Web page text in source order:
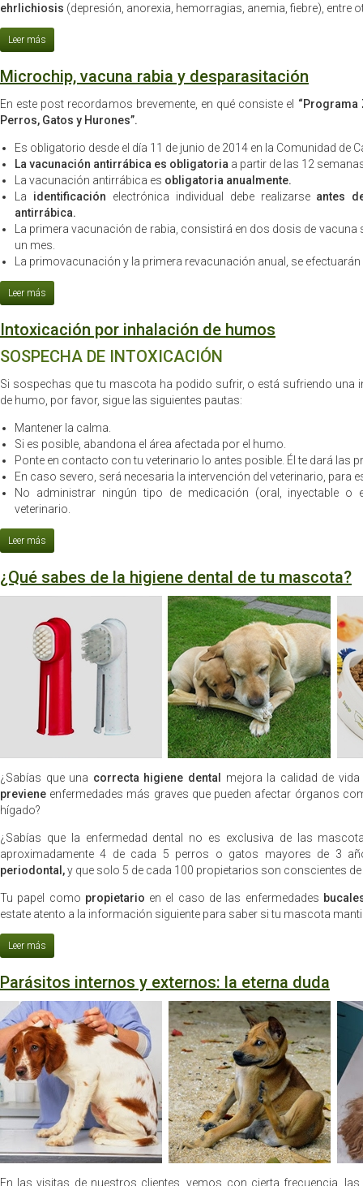
ehrlichiosis (depresión, anorexia, hemorragias, anemia, fiebre), entre
Microchip, vacuna rabia y desparasitación
En este post recordamos brevemente, en qué consiste el
Perros, Gatos y Hurones”.
Es obligatorio desde el día 11 de junio de 2014 en la Comunidad de
La vacunación antirrábica es obligatoria a partir de las 12
La vacunación antirrábica es obligatoria anualmente.
La identificación electrónica individual debe realizarse antes
antirrábica.
La primera vacunación de rabia, consistirá en dos dosis de
un mes.
La primovacunación y la primera revacunación anual, se
Intoxicación por inhalación de humos
SOSPECHA DE INTOXICACIÓN
Si sospechas que tu mascota ha podido sufrir, o está sufriendo una
de humo, por favor, sigue las siguientes pautas:
Mantener la calma.
Si es posible, abandona el área afectada por el humo.
Ponte en contacto con tu veterinario lo antes posible. Él te dará las
En caso severo, será necesaria la intervención del veterinario, para
No administrar ningún tipo de medicación (oral, inyectable o
veterinario.
¿Qué sabes de la higiene dental de tu mascota?
¿Sabías que una correcta higiene dental
mejora la calidad de
previene enfermedades más graves que pueden afectar órganos
hígado?
¿Sabías que la enfermedad dental no es exclusiva de las
aproximadamente 4 de cada 5 perros o gatos mayores de 3
periodontal,y que solo 5 de cada 100 propietarios son conscientes de
Tu papel como propietario en el caso de las enfermedades
estate atento a la información siguiente para saber si tu mascota
Parásitos internos y externos: la eterna duda
En las visitas de nuestros clientes, vemos con cierta frecuencia,